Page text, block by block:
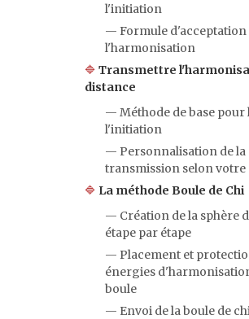
l'initiation
— Formule d'acceptation
l'harmonisation
🔷 Transmettre
distance
— Méthode de base pour
l'initiation
— Personnalisation de la
transmission selon votre
🔷 La méthode Boule de Chi
— Création de la sphère
étape par étape
— Placement et
énergies
boule
— Envoi de la boule de